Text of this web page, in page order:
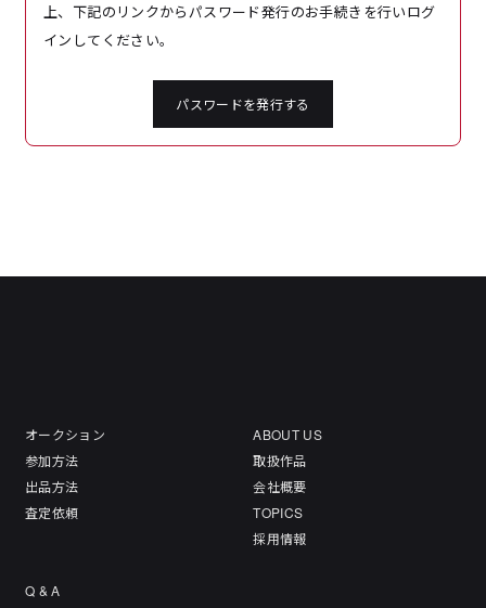
上、下記のリンクからパスワード発行のお手続きを行いログ
インしてください。
パスワードを発行する
オークション
参加方法
出品方法
査定依頼
ABOUT US
取扱作品
会社概要
TOPICS
採用情報
Q & A